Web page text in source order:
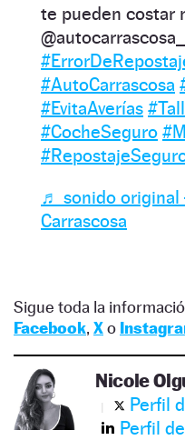
te pueden costar
@autocarrascosa_
#AutoCarrascosa
#EvitaAverías
#CocheSeguro
♬ sonido original
Carrascosa
Sigue toda la
Facebook, Xo
Nicole
Perfil
Perfil